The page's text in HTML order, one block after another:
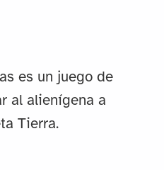
es un juego de
al alienígena a
Tierra.